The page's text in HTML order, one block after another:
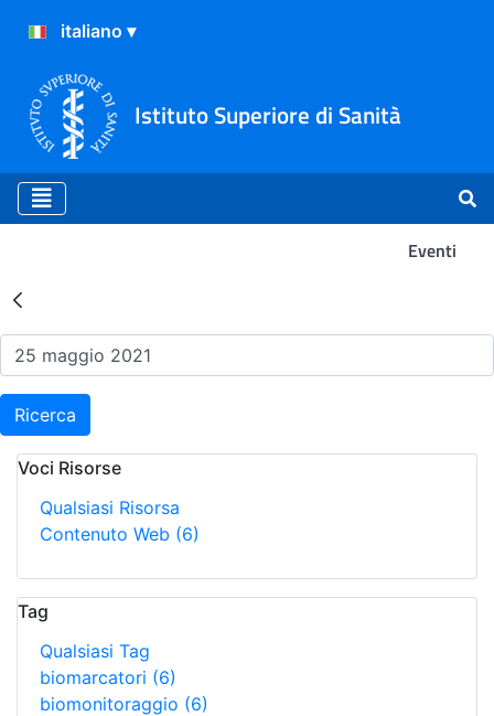
Istituto Superiore di Sanità
Eventi
Risultati della Ricerca -
Ricerca
Voci Risorse
Qualsiasi Risorsa
Contenuto Web (6)
Tag
Qualsiasi Tag
biomarcatori (6)
biomonitoraggio (6)